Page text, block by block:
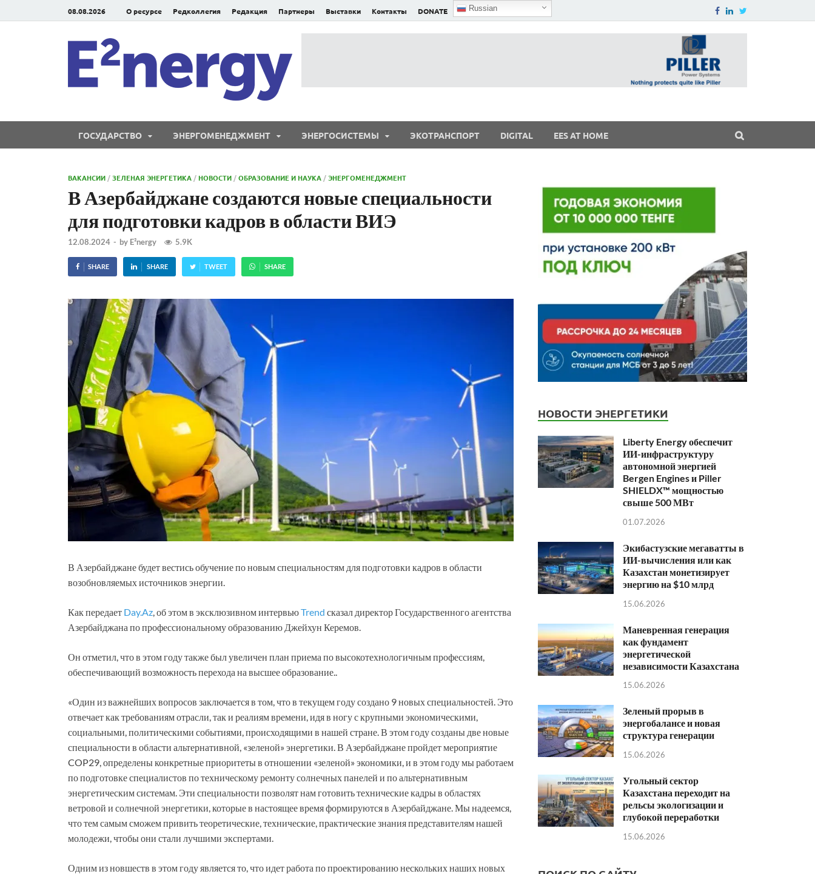
08.08.2026 О ресурсе Редколлегия Редакция Партнеры Выставки Контакты DONATE Russian
ГОСУДАРСТВО ЭНЕРГОМЕНЕДЖМЕНТ ЭНЕРГОСИСТЕМЫ ЭКОТРАНСПОРТ DIGITAL EES AT HOME
ВАКАНСИИ /ЗЕЛЕНАЯ ЭНЕРГЕТИКА /НОВОСТИ /ОБРАЗОВАНИЕ И НАУКА /ЭНЕРГОМЕНЕДЖМЕНТ
В Азербайджане создаются новые специальности
для подготовки кадров в области ВИЭ
12.08.2024 - by E²nergy 5.9K
SHARE SHARE TWEET SHARE
В Азербайджане будет вестись обучение по новым специальностям для подготовки кадров в области
возобновляемых источников энергии.
Как передает Day.Az, об этом в эксклюзивном интервьюTrend сказал директор Государственного агентства
Азербайджана по профессиональному образованию Джейхун Керемов.
Он отметил, что в этом году также был увеличен план приема по высокотехнологичным профессиям,
обеспечивающий возможность перехода на высшее образование..
«Один из важнейших вопросов заключается в том, что в текущем году создано 9 новых специальностей. Это
отвечает как требованиям отрасли, так и реалиям времени, идя в ногу с крупными экономическими,
социальными, политическими событиями, происходящими в нашей стране. В этом году созданы две новые
специальности в области альтернативной, «зеленой» энергетики. В Азербайджане пройдет мероприятие
COP29, определены конкретные приоритеты в отношении «зеленой» экономики, и в этом году мы работаем
по подготовке специалистов по техническому ремонту солнечных панелей и по альтернативным
энергетическим системам. Эти специальности позволят нам готовить технические кадры в областях
ветровой и солнечной энергетики, которые в настоящее время формируются в Азербайджане. Мы надеемся,
что тем самым сможем привить теоретические, технические, практические знания представителям нашей
молодежи, чтобы они стали лучшими экспертами.
Одним из новшеств в этом году является то, что идет работа по проектированию нескольких наших новых
НОВОСТИ ЭНЕРГЕТИКИ
Liberty Energy обеспечит
ИИ-инфраструктуру
автономной энергией
Bergen Engines и Piller
SHIELDX™ мощностью
свыше 500 МВт
01.07.2026
Экибастузские мегаватты в
ИИ-вычисления или как
Казахстан монетизирует
энергию на $10 млрд
15.06.2026
Маневренная генерация
как фундамент
энергетической
независимости Казахстана
15.06.2026
Зеленый прорыв в
энергобалансе и новая
структура генерации
15.06.2026
Угольный сектор
Казахстана переходит на
рельсы экологизации и
глубокой переработки
15.06.2026